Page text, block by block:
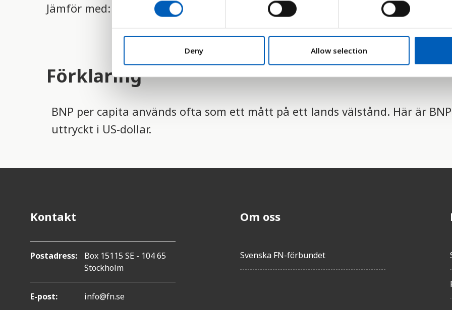
e
e
c
i
Deny Allow selection
Jämför med:
Förklaring
BNP per capita används ofta som ett mått på ett lands välstånd. Här är
uttryckt i US-dollar.
Kontakt
Postadress:
Box 15115 SE - 104 65
Stockholm
E-post: info@fn.se
Om oss
Svenska FN-förbundet